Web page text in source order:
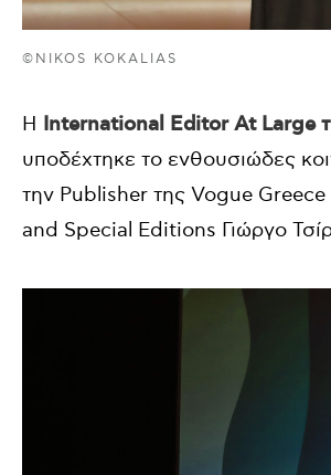
©NIKOS KOKALIAS
Η International Editor At Large
υποδέχτηκε το ενθουσιώδες
την Publisher της Vogue
and Special Editions Γιώργο